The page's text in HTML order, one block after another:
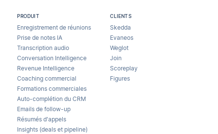
PRODUIT
Enregistrement de réunions
Prise de notes IA
Transcription audio
Conversation Intelligence
Revenue Intelligence
Coaching commercial
Formations commerciales
Auto-complétion du CRM
Emails de follow-up
Résumés d'appels
Insights (deals et pipeline)
CLIENTS
Skedda
Evaneos
Weglot
Join
Scoreplay
Figures